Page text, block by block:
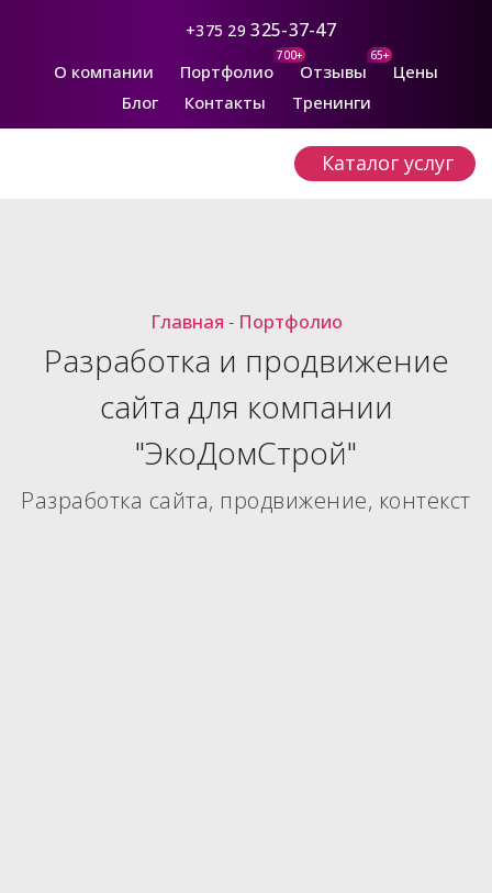
+375 29325-37-47
О компании Портфолио
700+
Отзывы
65+
Цены
Блог
Контакты Тренинги
Каталог услуг
Главная - Портфолио
Разработка и продвижение
сайта для компании
"ЭкоДомСтрой"
Разработка сайта, продвижение, контекст